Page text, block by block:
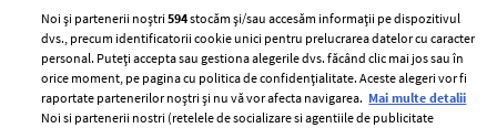
Noi și partenerii noștri594stocăm și/sau accesăm informații pe dispozitivul
dvs., precum identificatorii cookie unici pentru prelucrarea datelor cu caracter
personal. Puteți accepta sau gestiona alegerile dvs. făcând clic mai jos sau în
orice moment, pe pagina cu politica de confidențialitate. Aceste alegeri vor fi
raportate partenerilor noștri și nu vă vor afecta navigarea. Mai multe detalii
Noi si partenerii nostri (retelele de socializare si agentiile de publicitate